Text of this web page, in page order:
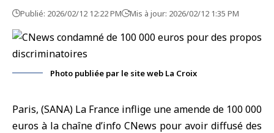
Publié: 2026/02/12 12:22 PM Mis à jour: 2026/02/12 1:35 PM
Photo publiée par le site web La Croix
Paris, (SANA) La France inflige une amende de 100 000
euros à la chaîne d’info CNews pour avoir diffusé des